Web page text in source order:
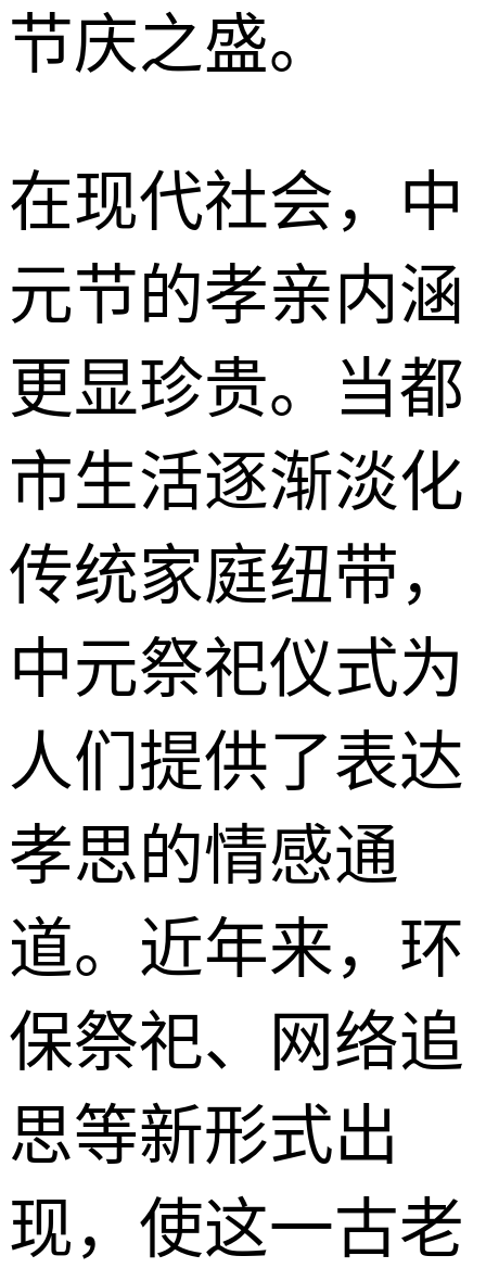
节庆之盛。
在现代社会，中
元节的孝亲内涵
更显珍贵。当都
市生活逐渐淡化
传统家庭纽带，
中元祭祀仪式为
人们提供了表达
孝思的情感通
道。近年来，环
保祭祀、网络追
思等新形式出
现，使这一古老